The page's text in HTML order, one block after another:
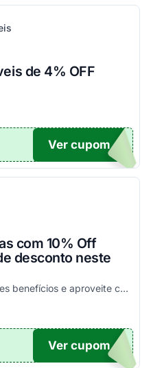
de 4% OFF
OX
Ver cupom
com 10% Off
desconto neste
Garanta hoje mesmo os melhores benefícios e aproveite com vantagens incríveis em todas as suas compras online!
10
Ver cupom